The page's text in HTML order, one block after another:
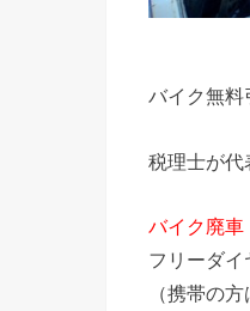
バイク無料
税理士が代
バイク廃車
フリーダ
（携帯の